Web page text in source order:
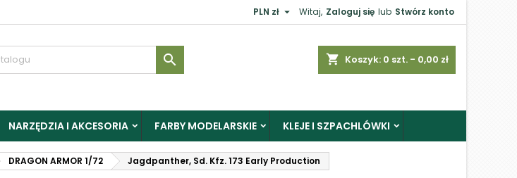
Witaj, Zaloguj się lub Stwórz konto
PLN zł 
shopping_cart Koszyk: 0 szt. - 0,00 zł

NARZĘDZIA I AKCESORIA FARBY MODELARSKIE KLEJE I SZPACHLÓWKI
DRAGON ARMOR 1/72 Jagdpanther, Sd. Kfz. 173 Early Production